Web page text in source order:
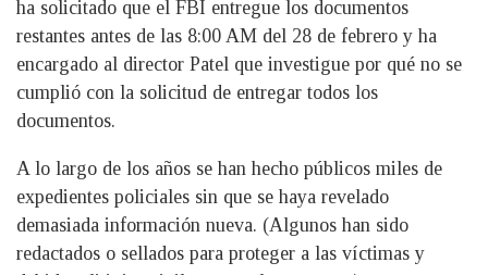
ha solicitado que el FBI entregue los documentos
restantes antes de las 8:00 AM del 28 de febrero y ha
encargado al director Patel que investigue por qué no se
cumplió con la solicitud de entregar todos los
documentos.
A lo largo de los años se han hecho públicos miles de
expedientes policiales sin que se haya revelado
demasiada información nueva. (Algunos han sido
redactados o sellados para proteger a las víctimas y